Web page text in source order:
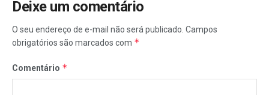
Deixe um comentário
O seu endereço de e-mail não será publicado. Campos
obrigatórios são marcados com *
Comentário *